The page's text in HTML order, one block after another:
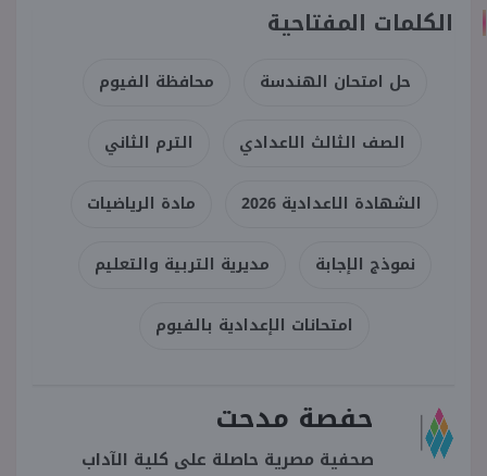
الكلمات المفتاحية
حل امتحان الهندسة محافظة الفيوم
الصف الثالث الاعدادي الترم الثاني
الشهادة الاعدادية 2026 مادة الرياضيات
نموذج الإجابة مديرية التربية والتعليم
امتحانات الإعدادية بالفيوم
حفصة مدحت
صحفية مصرية حاصلة على كلية الآداب